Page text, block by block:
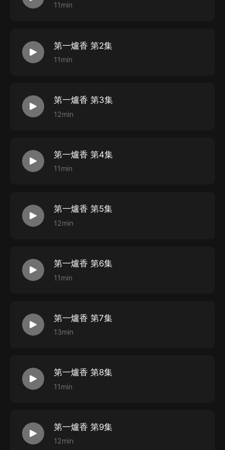
11min
第一爐香 第2集
11min
第一爐香 第3集
12min
第一爐香 第4集
11min
第一爐香 第5集
12min
第一爐香 第6集
11min
第一爐香 第7集
13min
第一爐香 第8集
11min
第一爐香 第9集
12min